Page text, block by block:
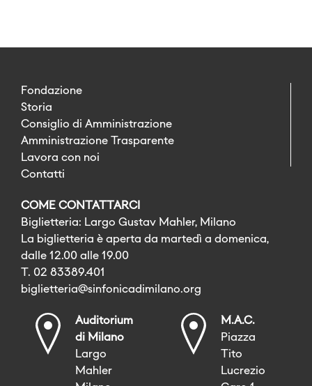
Fondazione
Storia
Consiglio di Amministrazione
Amministrazione Trasparente
Lavora con noi
Contatti
COME CONTATTARCI
Biglietteria: Largo Gustav Mahler, Milano
La biglietteria è aperta da martedì a domenica,
dalle 12.00 alle 19.00
T. 02 83389.401
biglietteria@sinfonicadimilano.org
Auditorium
di Milano
Largo
Mahler
M.A.C.
Piazza
Tito
Lucrezio